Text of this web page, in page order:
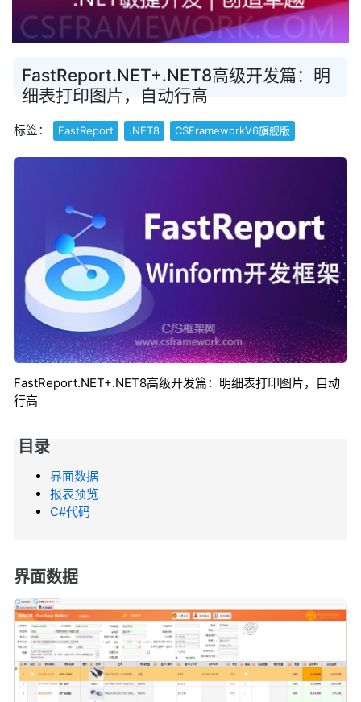
FastReport.NET+.NET8高级开发篇：明
细表打印图片，自动行高
标签： FastReport .NET8 CSFrameworkV6旗舰版
FastReport.NET+.NET8高级开发篇：明细表打印图片，自动
行高
目录
界面数据
报表预览
C#代码
界面数据